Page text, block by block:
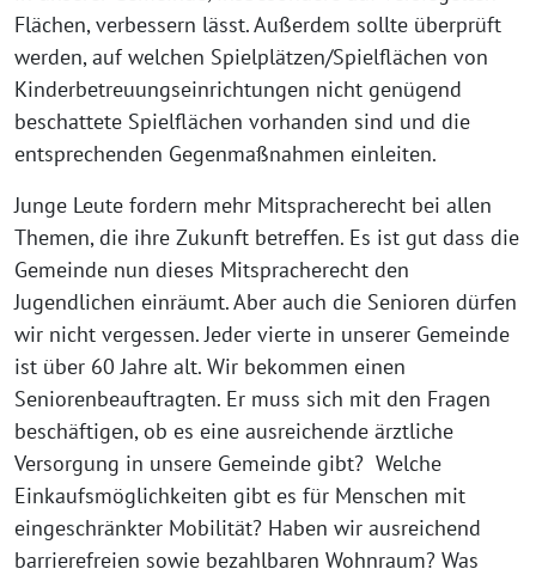
Flächen, verbessern lässt. Außerdem sollte überprüft
werden, auf welchen Spielplätzen/Spielflächen von
Kinderbetreuungseinrichtungen nicht genügend
beschattete Spielflächen vorhanden sind und die
entsprechenden Gegenmaßnahmen einleiten.
Junge Leute fordern mehr Mitspracherecht bei allen
Themen, die ihre Zukunft betreffen. Es ist gut dass die
Gemeinde nun dieses Mitspracherecht den
Jugendlichen einräumt. Aber auch die Senioren dürfen
wir nicht vergessen. Jeder vierte in unserer Gemeinde
ist über 60 Jahre alt. Wir bekommen einen
Seniorenbeauftragten. Er muss sich mit den Fragen
beschäftigen, ob es eine ausreichende ärztliche
Versorgung in unsere Gemeinde gibt? Welche
Einkaufsmöglichkeiten gibt es für Menschen mit
eingeschränkter Mobilität? Haben wir ausreichend
barrierefreien sowie bezahlbaren Wohnraum? Was